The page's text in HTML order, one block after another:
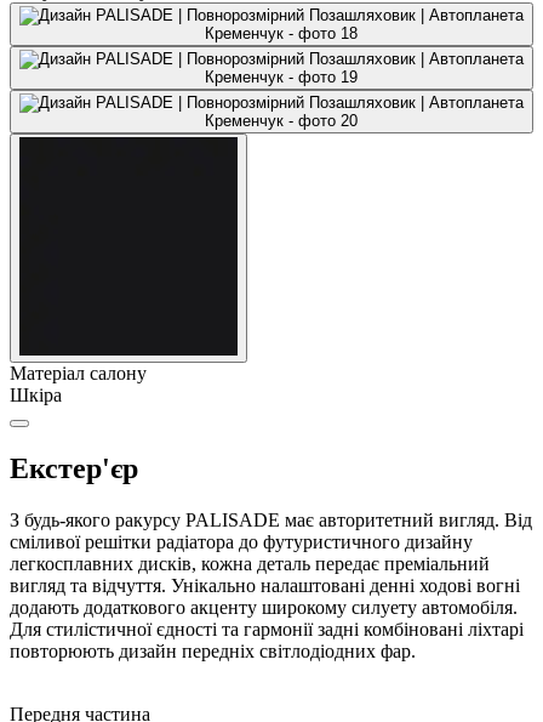
Матеріал салону
Шкіра
Екстер'єр
З будь-якого ракурсу PALISADE має авторитетний вигляд. Від
сміливої решітки радіатора до футуристичного дизайну
легкосплавних дисків, кожна деталь передає преміальний
вигляд та відчуття. Унікально налаштовані денні ходові вогні
додають додаткового акценту широкому силуету автомобіля.
Для стилістичної єдності та гармонії задні комбіновані ліхтарі
повторюють дизайн передніх світлодіодних фар.
Передня частина